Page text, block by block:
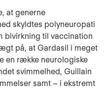
at generne
skyldtes polyneuropati
bivirkning til vaccination
på, at Gardasil i meget
en række neurologiske
svimmelhed, Guillain
samt – i ekstremt